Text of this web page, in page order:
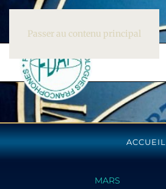
Passer au contenu principal
ACCUEIL
MARS